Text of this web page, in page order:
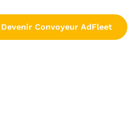
Devenir Convoyeur AdFleet